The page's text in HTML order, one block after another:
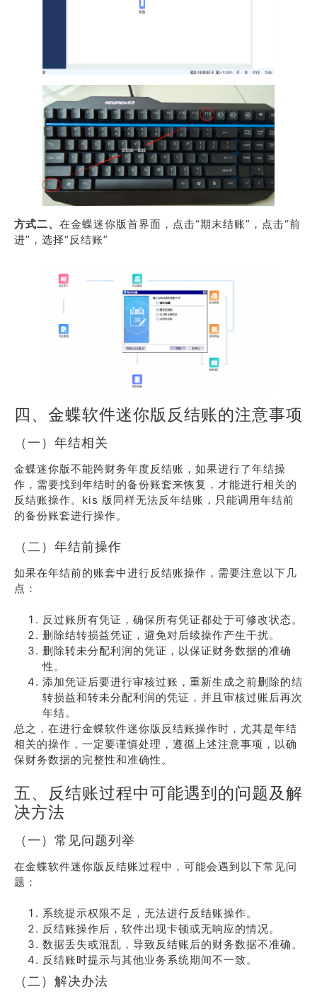
方式二、 在金蝶迷你版首界面，点击“期末结账”，点击“前
进”，选择“反结账”
四、金蝶软件迷你版反结账的注意事项
（一）年结相关
金蝶迷你版不能跨财务年度反结账，如果进行了年结操
作，需要找到年结时的备份账套来恢复，才能进行相关的
反结账操作。kis 版同样无法反年结账，只能调用年结前
的备份账套进行操作。
（二）年结前操作
如果在年结前的账套中进行反结账操作，需要注意以下几
点：
反过账所有凭证，确保所有凭证都处于可修改状态。
删除结转损益凭证，避免对后续操作产生干扰。
删除转未分配利润的凭证，以保证财务数据的准确
性。
添加凭证后要进行审核过账，重新生成之前删除的结
转损益和转未分配利润的凭证，并且审核过账后再次
年结。
总之，在进行金蝶软件迷你版反结账操作时，尤其是年结
相关的操作，一定要谨慎处理，遵循上述注意事项，以确
保财务数据的完整性和准确性。
五、反结账过程中可能遇到的问题及解
决方法
（一）常见问题列举
在金蝶软件迷你版反结账过程中，可能会遇到以下常见问
题：
系统提示权限不足，无法进行反结账操作。
反结账操作后，软件出现卡顿或无响应的情况。
数据丢失或混乱，导致反结账后的财务数据不准确。
反结账时提示与其他业务系统期间不一致。
（二）解决办法